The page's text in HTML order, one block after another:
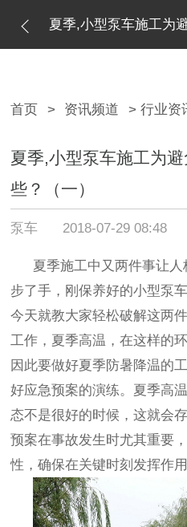
夏季,小型泵车施工为
首页 > 资讯频道 > 行业资
夏季,小型泵车施工为
些？（一）
泵车 2018-07-29 08:48
夏季施工中又两件事让
步了手，刚保养好的小型泵
今天就教大家轻松破解这两
工作，夏季高温，在这样的
因此要做好夏季防暑降温的
好应急预案的演练。夏季高
态不是很好的时候，这就会
预案在事故发生时尤其重要
性，确保在关键时刻发挥作用